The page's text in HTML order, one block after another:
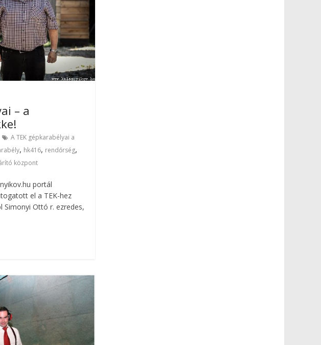
– a
A TEK gépkarabélyai a
, hk416, rendőrség,
központ
portál
el a TEK-hez
Simonyi Ottó r. ezredes,